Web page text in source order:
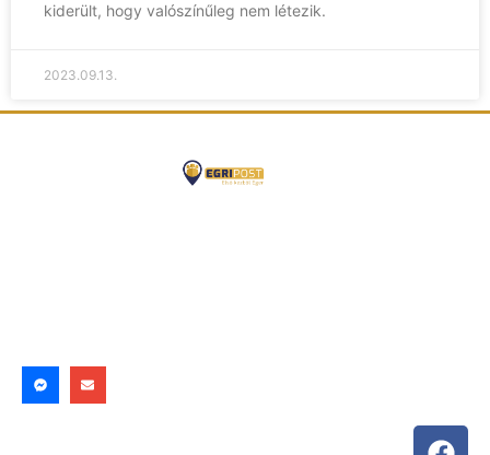
kiderült, hogy valószínűleg nem létezik.
2023.09.13.